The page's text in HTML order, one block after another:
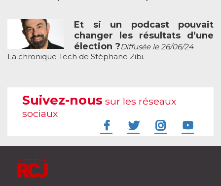
Et si un podcast pouvait
changer les résultats d’une
élection ?Diffusée le 26/06/24
La chronique Tech de Stéphane Zibi.
Suivez-nous sur les réseaux
sociaux